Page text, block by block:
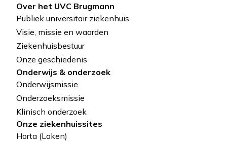
Health
Award
Pied
de
page
Over het UVC Brugmann
Publiek universitair ziekenhuis
Visie, missie en waarden
Ziekenhuisbestuur
Onze geschiedenis
Onderwijs & onderzoek
Onderwijsmissie
Onderzoeksmissie
Klinisch onderzoek
Onze ziekenhuissites
Horta (Laken)